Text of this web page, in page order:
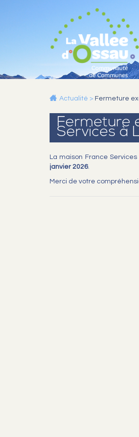
Actualité > Fermeture
Fermeture
Services à
La maison France
janvier 2026.
Merci de votre